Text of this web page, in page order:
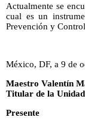
Actualmente se
cual es un
Prevención y
México, DF, a 9 de
Maestro Valentín
Titular de la
Presente